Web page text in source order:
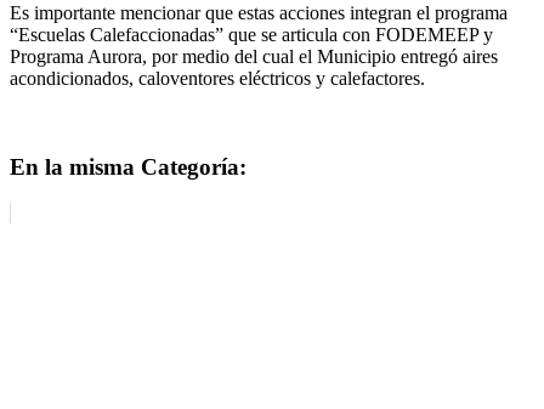
Es importante mencionar que estas acciones integran el programa
“Escuelas Calefaccionadas” que se articula con FODEMEEP y
Programa Aurora, por medio del cual el Municipio entregó aires
acondicionados, caloventores eléctricos y calefactores.
En la misma Categoría: